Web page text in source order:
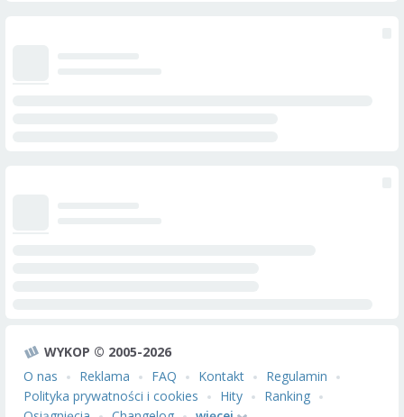
WYKOP © 2005-2026
O nas
Reklama FAQ Kontakt
Regulamin
Polityka prywatności i cookies
Hity
Ranking